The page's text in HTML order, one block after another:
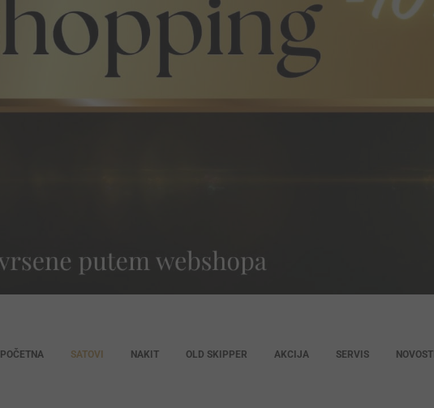
POČETNA SATOVI NAKIT OLD SKIPPER AKCIJA SERVIS NOVOSTI